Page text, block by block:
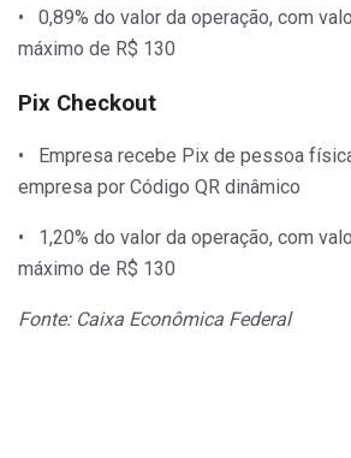
• 0,89% do valor da operação, com
máximo de R$ 130
Pix Checkout
• Empresa recebe Pix de pessoa
empresa por Código QR dinâmico
• 1,20% do valor da operação, com
máximo de R$ 130
Fonte: Caixa Econômica Federal